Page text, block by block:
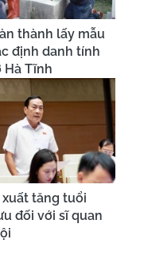
thành lấy mẫu
định danh tính
Hà Tĩnh
tăng tuổi
đối với sĩ quan